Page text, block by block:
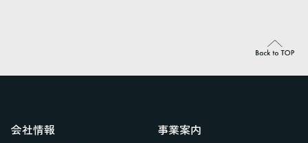
会社情報 事業案内